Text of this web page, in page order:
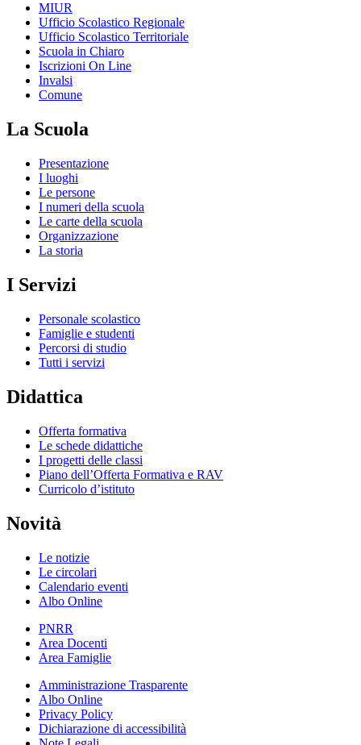
MIUR
Ufficio Scolastico Regionale
Ufficio Scolastico Territoriale
Scuola in Chiaro
Iscrizioni On Line
Invalsi
Comune
La Scuola
Presentazione
I luoghi
Le persone
I numeri della scuola
Le carte della scuola
Organizzazione
La storia
I Servizi
Personale scolastico
Famiglie e studenti
Percorsi di studio
Tutti i servizi
Didattica
Offerta formativa
Le schede didattiche
I progetti delle classi
Piano dell’Offerta Formativa e RAV
Curricolo d’istituto
Novità
Le notizie
Le circolari
Calendario eventi
Albo Online
PNRR
Area Docenti
Area Famiglie
Amministrazione Trasparente
Albo Online
Privacy Policy
Dichiarazione di accessibilità